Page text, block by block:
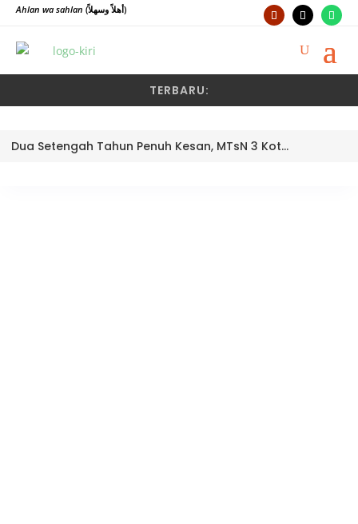
Ahlan wa sahlan (أهلاً وسهلاً)
TERBARU:
Dua Setengah Tahun Penuh Kesan, MTsN 3 Kota Padang Lepas Pengawas Pembina Dra. Nayusminar Nasrun